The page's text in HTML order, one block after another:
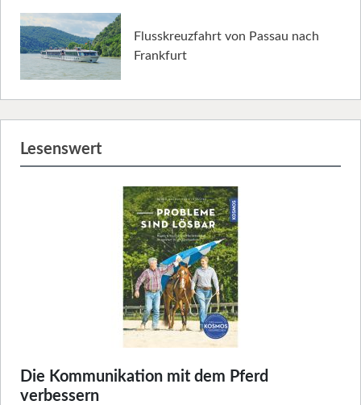
Flusskreuzfahrt von Passau nach
Frankfurt
Lesenswert
Die Kommunikation mit dem Pferd
verbessern